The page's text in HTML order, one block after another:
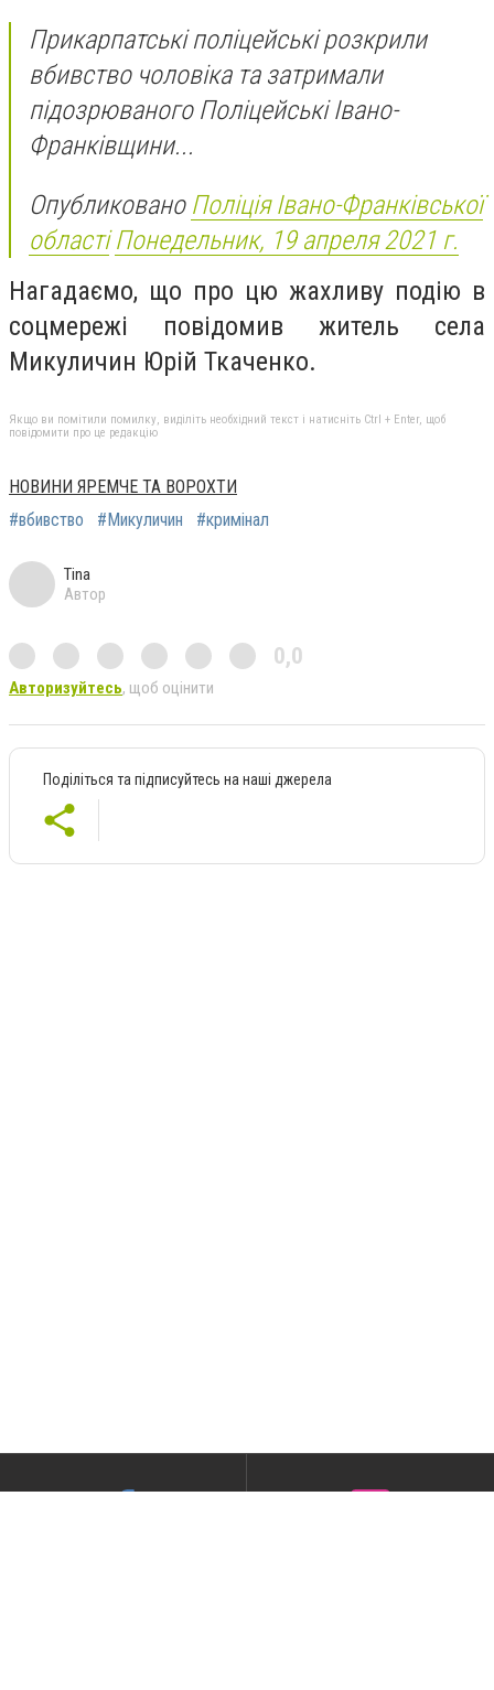
Прикарпатські поліцейські розкрили
вбивство чоловіка та затримали
підозрюваного Поліцейські Івано-
Франківщини...
Опубликовано Поліція Івано-Франківської
області Понедельник, 19 апреля 2021 г.
Нагадаємо, що про цю жахливу подію в
соцмережі повідомив житель села
Микуличин Юрій Ткаченко.
Якщо ви помітили помилку, виділіть необхідний текст і натисніть Ctrl + Enter, щоб
повідомити про це редакцію
НОВИНИ ЯРЕМЧЕ ТА ВОРОХТИ
#вбивство
#Микуличин #кримінал
Tina
Автор
0,0
Авторизуйтесь, щоб оцінити
Поділіться та підписуйтесь на наші джерела